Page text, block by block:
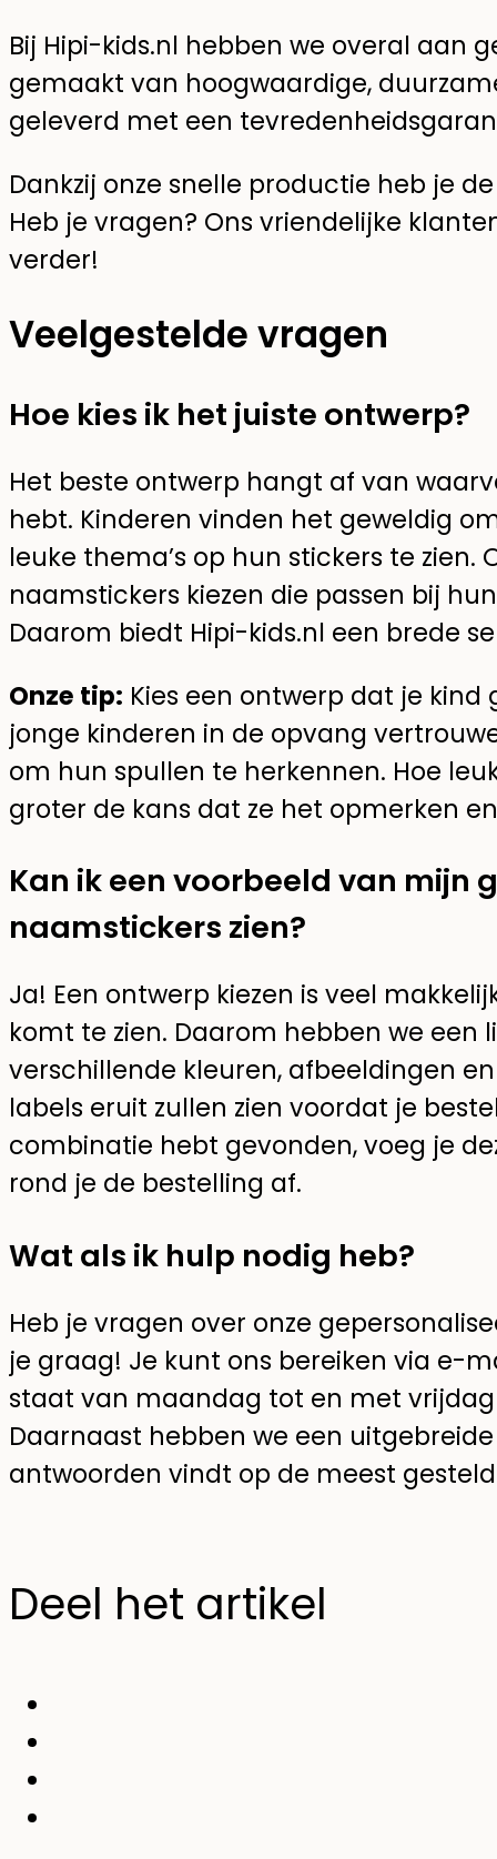
Bij Hipi-kids.nl hebben we overal aan
gemaakt van hoogwaardige,
geleverd met een
Dankzij onze snelle productie heb je
Heb je vragen? Ons vriendelijke
verder!
Veelgestelde vragen
Hoe kies ik het juiste ontwerp?
Het beste ontwerp hangt af van
hebt. Kinderen vinden het geweldig
leuke thema’s op hun stickers te zien.
naamstickers kiezen die passen bij
Daarom biedt Hipi-kids.nl een brede
Onze tip: Kies een ontwerp dat je
jonge kinderen in de opvang
om hun spullen te herkennen. Hoe
groter de kans dat ze het opmerken
Kan ik een voorbeeld van mijn
naamstickers zien?
Ja! Een ontwerp kiezen is veel
komt te zien. Daarom hebben we een
verschillende kleuren, afbeeldingen
labels eruit zullen zien voordat je
combinatie hebt gevonden, voeg je
rond je de bestelling af.
Wat als ik hulp nodig heb?
Heb je vragen over onze
je graag! Je kunt ons bereiken via e-
staat van maandag tot en met
Daarnaast hebben we een
antwoorden vindt op de meest
Deel het artikel